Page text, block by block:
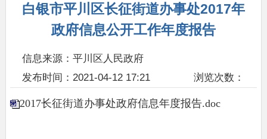
白银市平川区长征街道办事处2017年
政府信息公开工作年度报告
信息来源：平川区人民政府
发布时间：2021-04-12 17:21
浏览次数：
2017长征街道办事处政府信息年度报告.doc